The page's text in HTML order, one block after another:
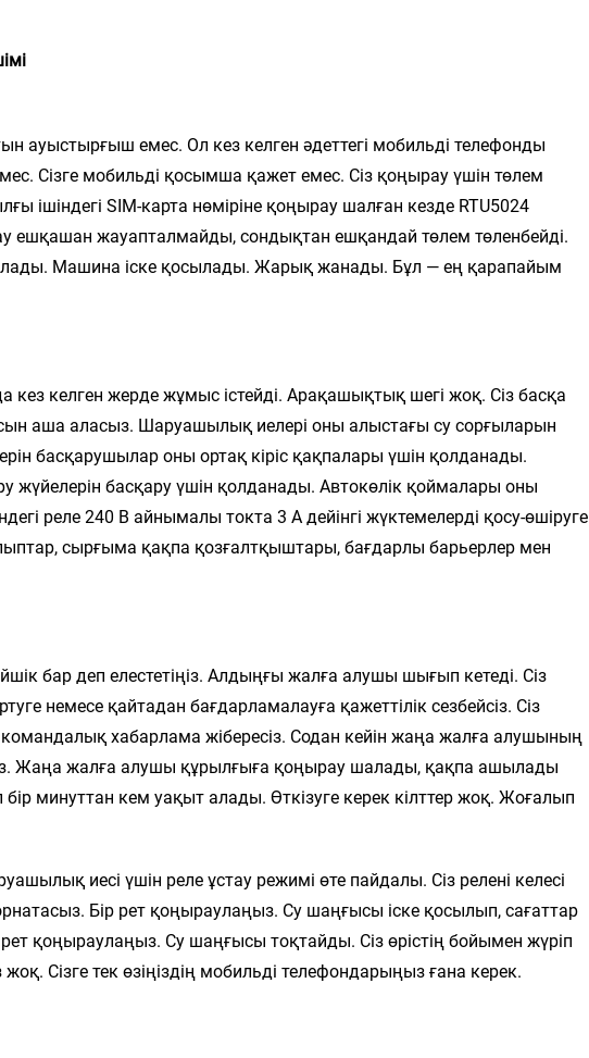
ауыстырғыш емес. Ол кез келген әдеттегі мобильді телефонды
Сізге мобильді қосымша қажет емес. Сіз қоңырау үшін төлем
ішіндегі SIM-карта нөміріне қоңырау шалған кезде RTU5024
жауапталмайды, сондықтан ешқандай төлем төленбейді.
Машина іске қосылады. Жарық жанады. Бұл — ең қарапайым
кез келген жерде жұмыс істейді. Арақашықтық шегі жоқ. Сіз басқа
аша аласыз. Шаруашылық иелері оны алыстағы су сорғыларын
басқарушылар оны ортақ кіріс қақпалары үшін қолданады.
басқару үшін қолданады. Автокөлік қоймалары оны
реле 240 В айнымалы токта 3 А дейінгі жүктемелерді қосу-өшіруге
сырғыма қақпа қозғалтқыштары, бағдарлы барьерлер мен
бар деп елестетіңіз. Алдыңғы жалға алушы шығып кетеді. Сіз
немесе қайтадан бағдарламалауға қажеттілік сезбейсіз. Сіз
хабарлама жібересіз. Содан кейін жаңа жалға алушының
Жаңа жалға алушы құрылғыға қоңырау шалады, қақпа ашылады
минуттан кем уақыт алады. Өткізуге керек кілттер жоқ. Жоғалып
иесі үшін реле ұстау режимі өте пайдалы. Сіз релені келесі
Бір рет қоңыраулаңыз. Су шаңғысы іске қосылып, сағаттар
қоңыраулаңыз. Су шаңғысы тоқтайды. Сіз өрістің бойымен жүріп
Сізге тек өзіңіздің мобильді телефондарыңыз ғана керек.